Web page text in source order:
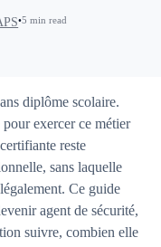
5 min read
diplôme scolaire.
exercer ce métier
reste
sans laquelle
Ce guide
agent de sécurité,
suivre, combien elle